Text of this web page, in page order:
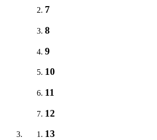
7
8
9
10
11
12
13